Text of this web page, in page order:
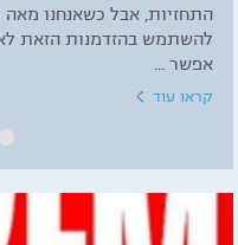
התחזיות, אבל כשאנחנו מאה
להשתמש בהזדמנות הזאת
אפשר ...
קראו עוד